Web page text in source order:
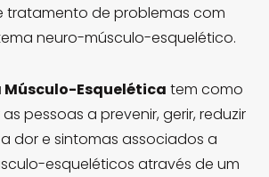
tratamento de problemas com
neuro-músculo-esquelético.
Esquelética tem como
pessoas a prevenir, gerir, reduzir
dor e sintomas associados a
esqueléticos através de um